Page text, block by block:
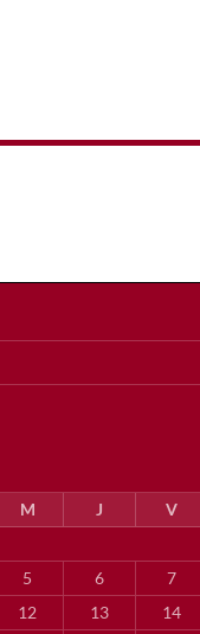
M J V
5 6 7
12 13 14